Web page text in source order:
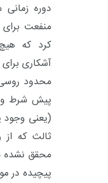
دوره
منفعت
کرد که
آشکاری
محدود روسی
پیش شرط
(یعنی وجود
ثالث که از
محقق نشده
پیچیده در